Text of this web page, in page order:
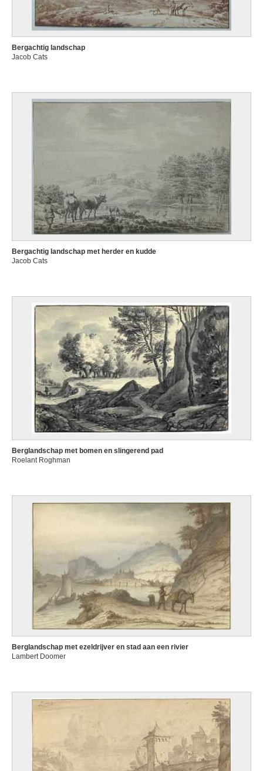
Bergachtig landschap
Jacob Cats
Bergachtig landschap met herder en kudde
Jacob Cats
Berglandschap met bomen en slingerend pad
Roelant Roghman
Berglandschap met ezeldrijver en stad aan een rivier
Lambert Doomer